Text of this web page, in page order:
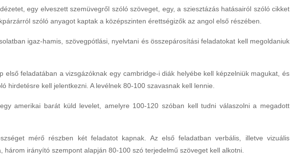
egy elveszett szemüvegről szóló szöveget, egy, a sziesztázás hatásairól szóló cikket
szóló anyagot kaptak a középszinten érettségizők az angol első részében.
igaz-hamis, szövegpótlási, nyelvtani és összepárosítási feladatokat kell megoldaniuk
első feladatában a vizsgázóknak egy cambridge-i diák helyébe kell képzelniük magukat, és
hirdetésre kell jelentkezni. A levélnek 80-100 szavasnak kell lennie.
amerikai barát küld levelet, amelyre 100-120 szóban kell tudni válaszolni a megadott
mérő részben két feladatot kapnak. Az első feladatban verbális, illetve vizuális
három irányító szempont alapján 80-100 szó terjedelmű szöveget kell alkotni.